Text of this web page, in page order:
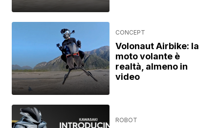
CONCEPT
Volonaut Airbike: la
moto volante è
realtà, almeno in
video
ROBOT